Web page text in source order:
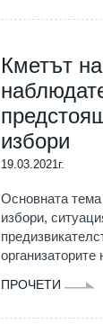
Кметът
избори
19.03.2021г.
Основната
избори,
организаторите
ПРОЧЕТИ